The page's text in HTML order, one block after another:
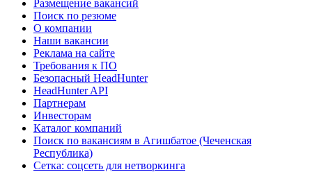
Размещение вакансий
Поиск по резюме
О компании
Наши вакансии
Реклама на сайте
Требования к ПО
Безопасный HeadHunter
HeadHunter API
Партнерам
Инвесторам
Каталог компаний
Поиск по вакансиям в Агишбатое (Чеченская
Республика)
Сетка: соцсеть для нетворкинга